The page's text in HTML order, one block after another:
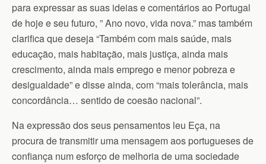
para expressar as suas ideias e comentários ao Portugal
de hoje e seu futuro, ” Ano novo, vida nova.” mas também
clarifica que deseja “Também com mais saúde, mais
educação, mais habitação, mais justiça, ainda mais
crescimento, ainda mais emprego e menor pobreza e
desigualdade” e disse ainda, com “mais tolerância, mais
concordância… sentido de coesão nacional”.
Na expressão dos seus pensamentos leu Eça, na
procura de transmitir uma mensagem aos portugueses de
confiança num esforço de melhoria de uma sociedade